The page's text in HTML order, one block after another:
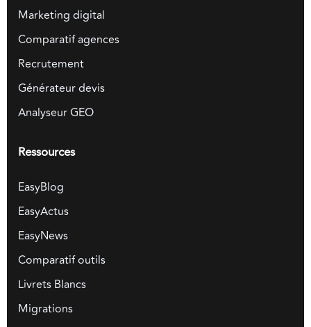
Marketing digital
Comparatif agences
Recrutement
Générateur devis
Analyseur GEO
Ressources
EasyBlog
EasyActus
EasyNews
Comparatif outils
Livrets Blancs
Migrations